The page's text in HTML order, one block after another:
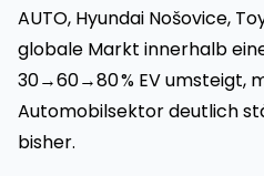
AUTO, Hyundai Nošovice,
globale Markt innerhalb
30→60→80 % EV umsteigt,
Automobilsektor deutlich
bisher.